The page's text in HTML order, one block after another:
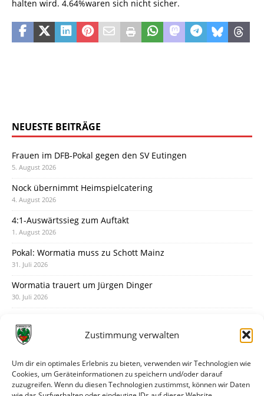
Zustimmung verwalten
Um dir ein optimales Erlebnis zu bieten, verwenden wir Technologien wie
Cookies, um Geräteinformationen zu speichern und/oder darauf
zuzugreifen. Wenn du diesen Technologien zustimmst, können wir Daten
halten wird. 4.64%waren sich nicht sicher.
NEUESTE BEITRÄGE
Frauen im DFB-Pokal gegen den SV Eutingen
5. August 2026
Nock übernimmt Heimspielcatering
4. August 2026
4:1-Auswärtssieg zum Auftakt
1. August 2026
Pokal: Wormatia muss zu Schott Mainz
31. Juli 2026
Wormatia trauert um Jürgen Dinger
30. Juli 2026
28. Juli 2026
28. Juli 2026
Neue Podcast-Folge: So tickt Björn!
27. Juli 2026